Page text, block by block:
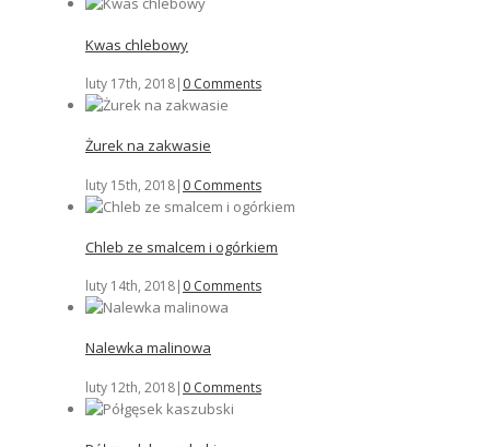
Kwas chlebowy
luty 17th, 2018| 0 Comments
Żurek na zakwasie
luty 15th, 2018| 0 Comments
Chleb ze smalcem i ogórkiem
luty 14th, 2018| 0 Comments
Nalewka malinowa
luty 12th, 2018| 0 Comments